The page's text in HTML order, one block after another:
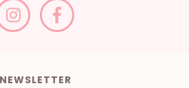
NEWSLETTER